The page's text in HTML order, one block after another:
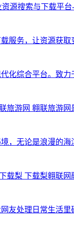
源搜索与下载平
服务，让资源获取
化综合平台。致
旅游网 翱联旅游网
，无论是浪漫的
载梨 下载梨翱联网
友处理日常生活里